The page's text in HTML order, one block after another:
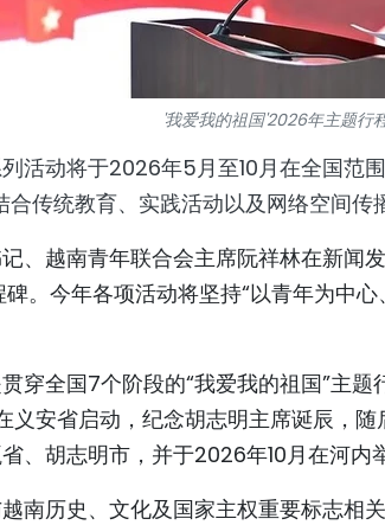
'我爱我的祖国'2026年主题行
活动将于2026年5月至10月在全国范
合传统教育、实践活动以及网络空间传
、越南青年联合会主席阮祥林在新闻
。今年各项活动将坚持“以青年为中
穿全国7个阶段的“我爱我的祖国”主
义安省启动，纪念胡志明主席诞辰，
、胡志明市，并于2026年10月在河内
南历史、文化及国家主权重要标志相